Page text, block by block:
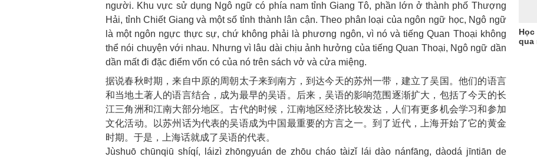
người. Khu vực sử dụng Ngô ngữ có phía nam tỉnh Giang Tô, phần lớn ở thành phố Thượng
Hải, tỉnh Chiết Giang và một số tỉnh thành lân cận. Theo phân loại của ngôn ngữ học, Ngô ngữ
là một ngôn ngực thực sự, chứ không phải là phương ngôn, vì nó và tiếng Quan Thoại không
thể nói chuyện với nhau. Nhưng vì lâu dài chịu ảnh hưởng của tiếng Quan Thoại, Ngô ngữ dần
dần mất đi đặc điểm vốn có của nó trên sách vở và cửa miệng.
据说春秋时期，来自中原的周朝太子来到南方，到达今天的苏州一带，建立了吴国。他们的语言
和当地土著人的语言结合，成为最早的吴语。后来，吴语的影响范围逐渐扩大，包括了今天的长
江三角洲和江南大部分地区。古代的时候，江南地区经济比较发达，人们有更多机会学习和参加
文化活动。以苏州话为代表的吴语成为中国最重要的方言之一。到了近代，上海开始了它的黄金
时期。于是，上海话就成了吴语的代表。
Jùshuō chūnqiū shíqí, láizì zhōngyuán de zhōu cháo tàizǐ lái dào nánfāng, dàodá jīntiān de
Học
qua